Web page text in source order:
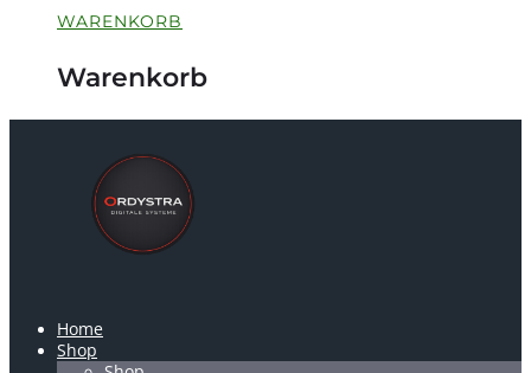
WARENKORB
Warenkorb
Home
Shop